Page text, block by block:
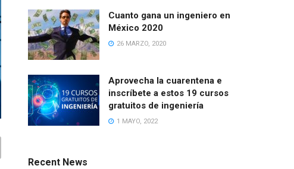
Cuanto gana un ingeniero en
México 2020
26 MARZO, 2020
Aprovecha la cuarentena e
inscríbete a estos 19 cursos
gratuitos de ingeniería
1 MAYO, 2022
Recent News